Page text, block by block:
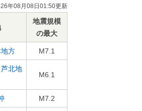
年08月08日01:50更新
地震規模
の最大
方 M7.1
北地
M6.1
M7.2